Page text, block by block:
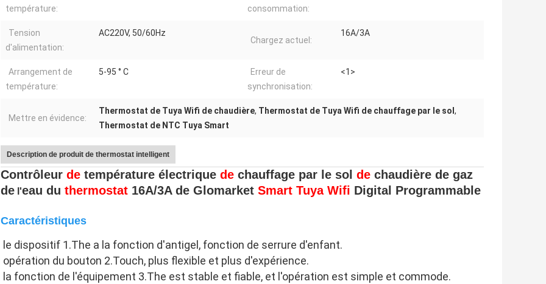
température:
consommation:
Tension
d'alimentation:
AC220V, 50/60Hz
Chargez actuel:
16A/3A
Arrangement de
température:
5-95 ° C
Erreur de
synchronisation:
<1>
Mettre en évidence:
Thermostat de Tuya Wifi de chaudière, Thermostat de Tuya Wifi de chauffage par le sol ,
Thermostat de NTC Tuya Smart
Description de produit de thermostat intelligent
Contrôleur de température électrique de chauffage par le sol de chaudière de gaz
de l'eau du thermostat 16A/3A de Glomarket Smart Tuya Wifi Digital Programmable
Caractéristiques
le dispositif 1.The a la fonction d'antigel, fonction de serrure d'enfant.
opération du bouton 2.Touch, plus flexible et plus d'expérience.
la fonction de l'équipement 3.The est stable et fiable, et l'opération est simple et commode.